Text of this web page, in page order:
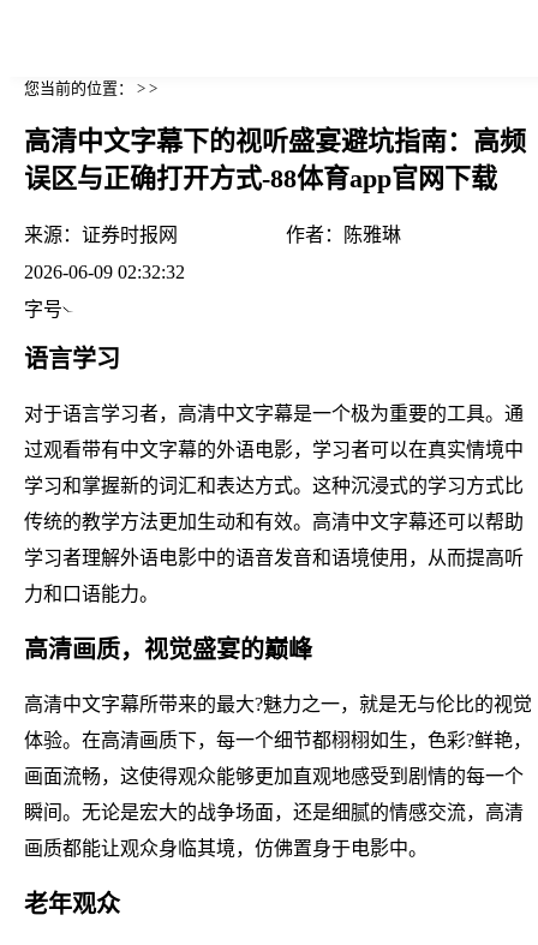
您当前的位置： > >
高清中文字幕下的视听盛宴避坑指南：高频
误区与正确打开方式-88体育app官网下载
来源： 证券时报网 作者：
陈雅琳
2026-06-09 02:32:32
字号
语言学习
对于语言学习者，高清中文字幕是一个极为重要的工具。通
过观看带有中文字幕的外语电影，学习者可以在真实情境中
学习和掌握新的词汇和表达方式。这种沉浸式的学习方式比
传统的教学方法更加生动和有效。高清中文字幕还可以帮助
学习者理解外语电影中的语音发音和语境使用，从而提高听
力和口语能力。
高清画质，视觉盛宴的巅峰
高清中文字幕所带来的最大?魅力之一，就是无与伦比的视觉
体验。在高清画质下，每一个细节都栩栩如生，色彩?鲜艳，
画面流畅，这使得观众能够更加直观地感受到剧情的每一个
瞬间。无论是宏大的战争场面，还是细腻的情感交流，高清
画质都能让观众身临其境，仿佛置身于电影中。
老年观众